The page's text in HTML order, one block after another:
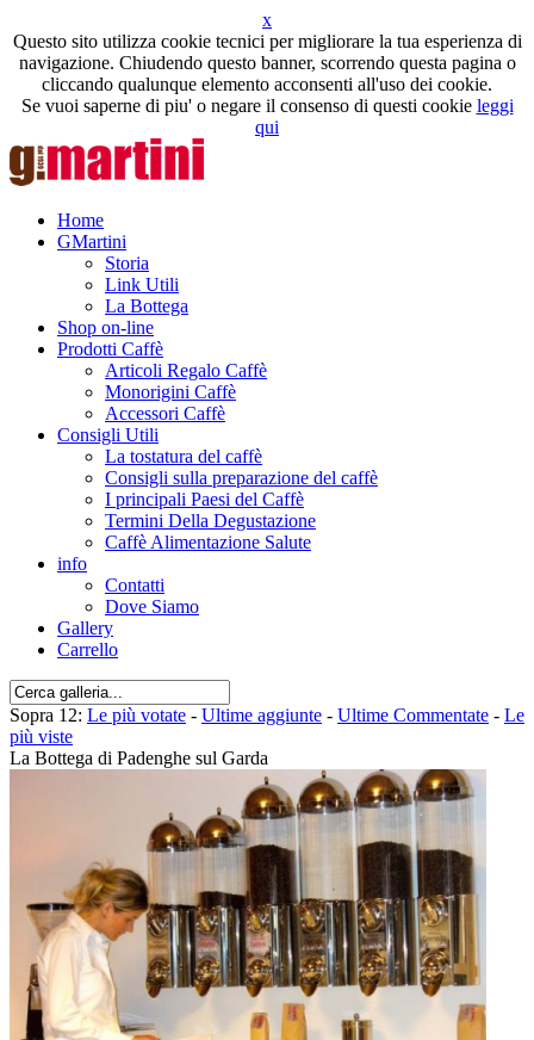
x
Questo sito utilizza cookie tecnici per migliorare la tua esperienza di
navigazione. Chiudendo questo banner, scorrendo questa pagina o
cliccando qualunque elemento acconsenti all'uso dei cookie.
Se vuoi saperne di piu' o negare il consenso di questi cookie leggi
qui
Home
GMartini
Storia
Link Utili
La Bottega
Shop on-line
Prodotti Caffè
Articoli Regalo Caffè
Monorigini Caffè
Accessori Caffè
Consigli Utili
La tostatura del caffè
Consigli sulla preparazione del caffè
I principali Paesi del Caffè
Termini Della Degustazione
Caffè Alimentazione Salute
info
Contatti
Dove Siamo
Gallery
Carrello
Sopra 12: Le più votate - Ultime aggiunte - Ultime Commentate - Le
più viste
La Bottega di Padenghe sul Garda